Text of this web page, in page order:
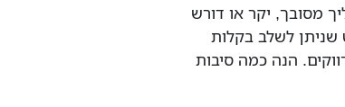
מסובך, יקר או דורש
לשלב בקלות
הנה כמה סיבות